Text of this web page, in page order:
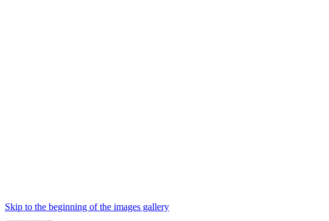
Skip to the beginning of the images gallery